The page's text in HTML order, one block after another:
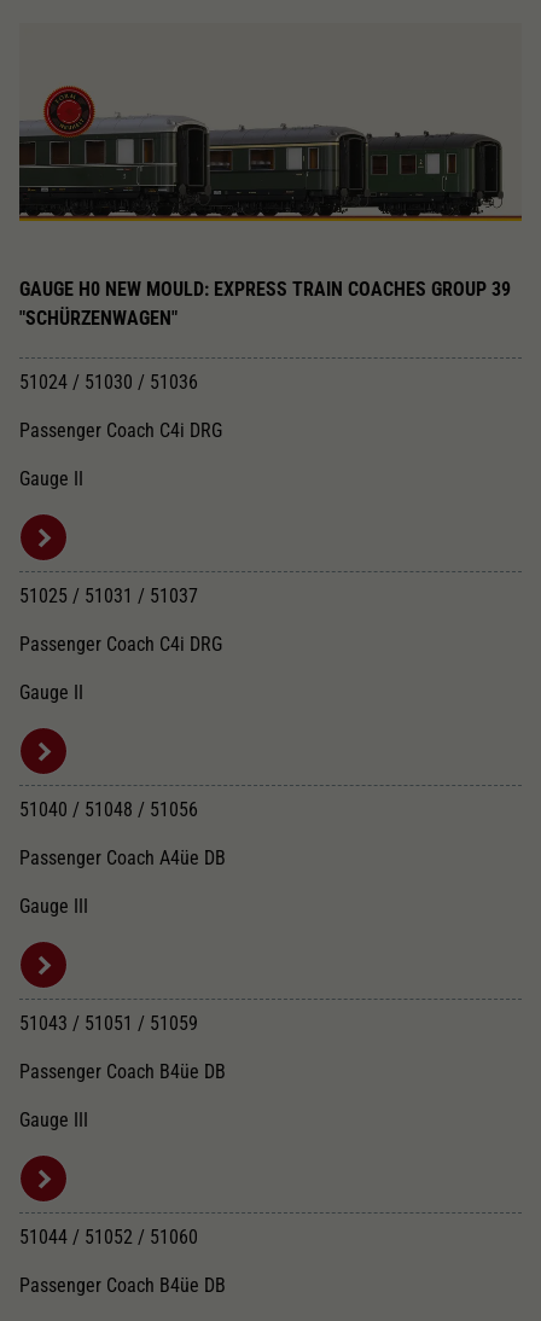
GAUGE H0 NEW MOULD: EXPRESS TRAIN COACHES GROUP 39
"SCHÜRZENWAGEN"
51024 / 51030 / 51036
Passenger Coach C4i DRG
Gauge II
51025 / 51031 / 51037
Passenger Coach C4i DRG
Gauge II
51040 / 51048 / 51056
Passenger Coach A4üe DB
Gauge III
51043 / 51051 / 51059
Passenger Coach B4üe DB
Gauge III
51044 / 51052 / 51060
Passenger Coach B4üe DB